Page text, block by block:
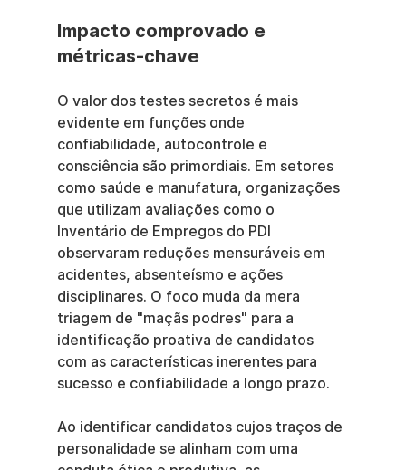
Impacto comprovado e
métricas-chave
O valor dos testes secretos é mais
evidente em funções onde
confiabilidade, autocontrole e
consciência são primordiais. Em setores
como saúde e manufatura, organizações
que utilizam avaliações como o
Inventário de Empregos do PDI
observaram reduções mensuráveis em
acidentes, absenteísmo e ações
disciplinares. O foco muda da mera
triagem de "maçãs podres" para a
identificação proativa de candidatos
com as características inerentes para
sucesso e confiabilidade a longo prazo.
Ao identificar candidatos cujos traços de
personalidade se alinham com uma